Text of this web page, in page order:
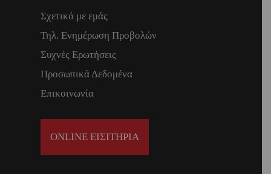
Σχετικά με εμάς
Τηλ. Ενημέρωση Προβολών
Συχνές Ερωτήσεις
Προσωπικά Δεδομένα
Επικοινωνία
ONLINE ΕΙΣΙΤΗΡΙΑ